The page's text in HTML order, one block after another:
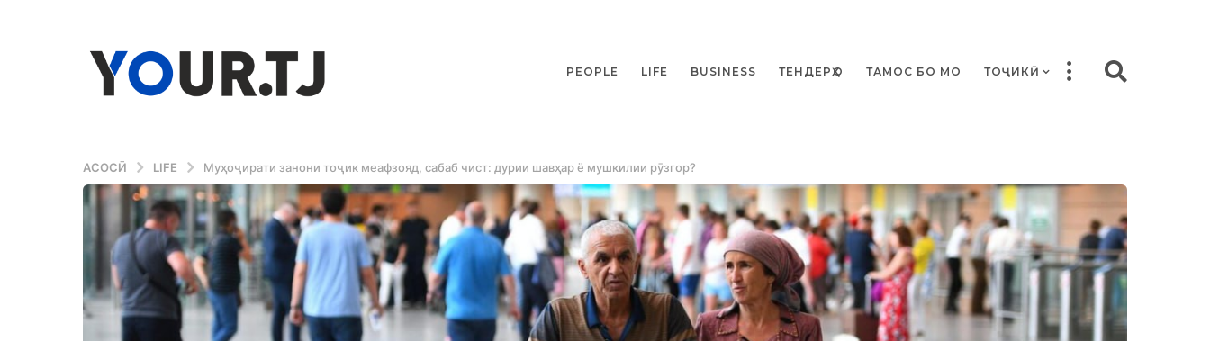
PEOPLE LIFE BUSINESS ТЕНДЕРҲО ТАМОС БО МО ТОҶИКӢ
АСОСӢ LIFE Муҳоҷирати занони тоҷик меафзояд, сабаб чист: дурии шавҳар ё мушкилии рӯзгор?